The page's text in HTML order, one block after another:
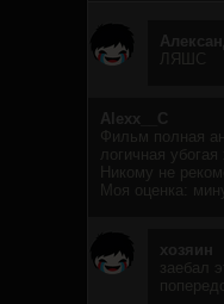
ЛЯШС
Alexx__C
Фильм полная
логичная убогая
Никому не
Моя оценка:
хозяин
заебал